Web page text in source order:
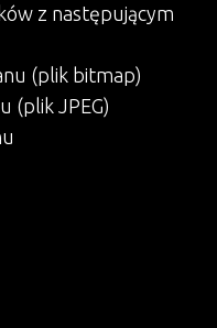
z następującym
(plik bitmap)
(plik JPEG)